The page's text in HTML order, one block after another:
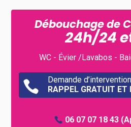
Débouchage de
24h/24
WC - Évier /Lavabos -

Demande d’intervention
RAPPEL GRATUIT ET
06 07 07 18 43